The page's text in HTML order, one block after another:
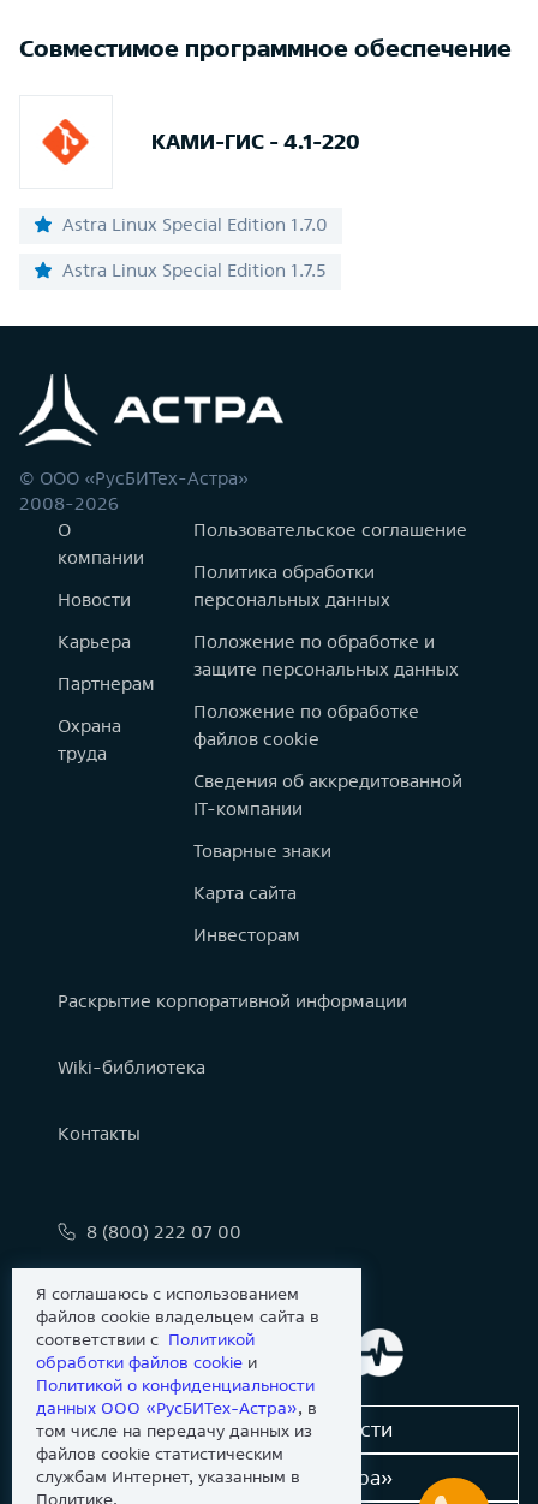
Совместимое программное обеспечение
КАМИ-ГИС - 4.1-220
Astra Linux Special Edition 1.7.0
Astra Linux Special Edition 1.7.5
© ООО «РусБИТех-Астра»
2008-2026
О
компании
Новости
Карьера
Партнерам
Охрана
труда
Пользовательское соглашение
Политика обработки
персональных данных
Положение по обработке и
защите персональных данных
Положение по обработке
файлов cookie
Сведения об аккредитованной
IT-компании
Товарные знаки
Карта сайта
Инвесторам
Раскрытие корпоративной информации
Wiki-библиотека
Контакты
8 (800) 222 07 00
Сообщить об уязвимости
Новости «Группы Астра»
Я соглашаюсь с использованием
файлов cookie владельцем сайта в
соответствии с Политикой
обработки файлов сookie и
Политикой о конфиденциальности
данных ООО «РусБИТех-Астра», в
том числе на передачу данных из
файлов cookie статистическим
службам Интернет, указанным в
Политике.